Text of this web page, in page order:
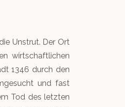
Unstrut. Der Ort
wirtschaftlichen
1346 durch den
und fast
Tod des letzten